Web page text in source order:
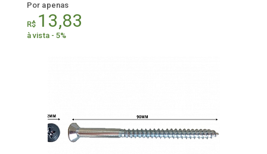
Por apenas
R$ 13,83
à vista - 5%